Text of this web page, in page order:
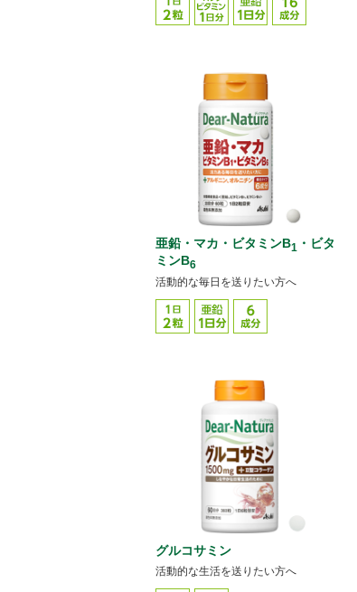
亜鉛・マカ・ビタミンB1 ・ビタ
ミンB6
活動的な毎日を送りたい方へ
グルコサミン
活動的な生活を送りたい方へ